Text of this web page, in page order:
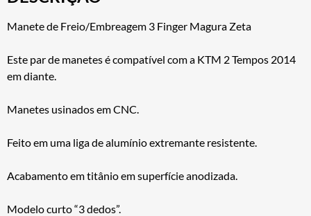
Manete de Freio/Embreagem 3 Finger Magura Zeta
Este par de manetes é compatível com a KTM 2 Tempos 2014
em diante.
Manetes usinados em CNC.
Feito em uma liga de alumínio extremante resistente.
Acabamento em titânio em superfície anodizada.
Modelo curto “3 dedos”.